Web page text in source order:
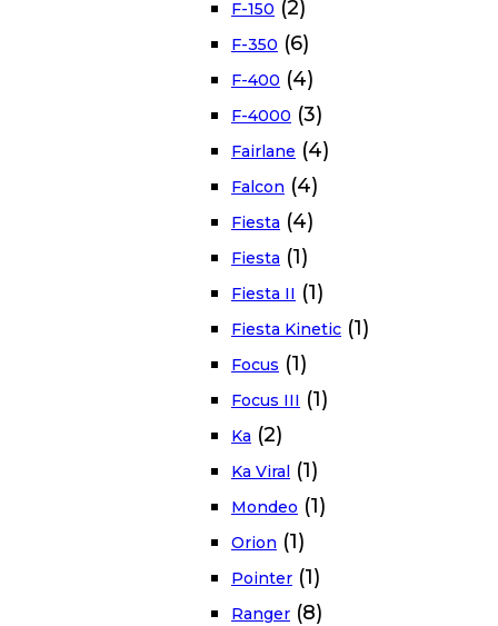
F-150 (2)
F-350 (6)
F-400 (4)
F-4000 (3)
Fairlane (4)
Falcon (4)
Fiesta (4)
Fiesta (1)
Fiesta II (1)
Fiesta Kinetic (1)
Focus (1)
Focus III (1)
Ka (2)
Ka Viral (1)
Mondeo (1)
Orion (1)
Pointer (1)
Ranger (8)